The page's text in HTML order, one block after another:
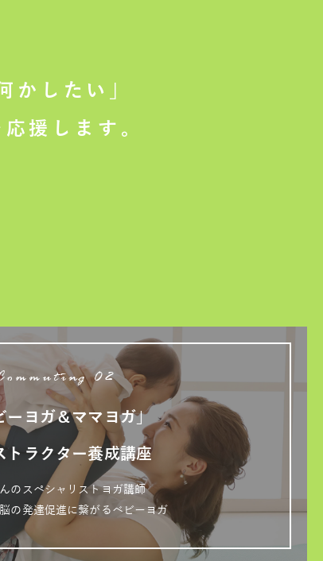
かしたい」
援します。
02
ーヨガ＆ママヨガ」
トラクター養成講座
のスペシャリストヨガ講師
の発達促進に繋がるベビーヨガ